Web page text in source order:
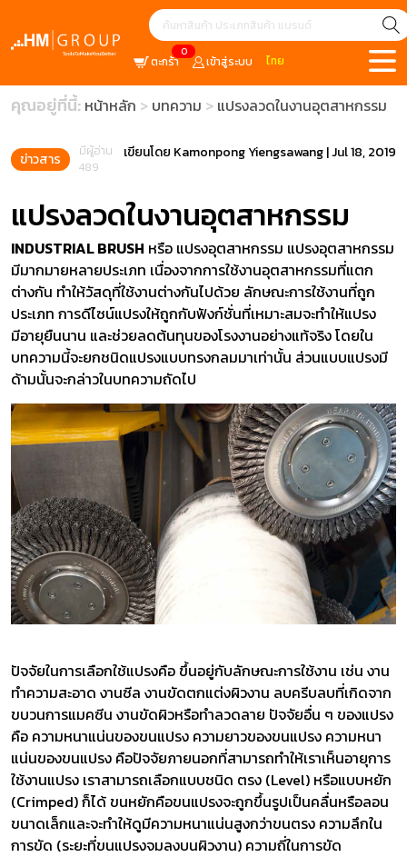
0
ตะกร้า เข้าสู่ระบบ ไทย
คุณอยู่ที่นี้: หน้าหลัก บทความ แปรงลวดในงานอุตสาหกรรม
ข่าวสาร
มีผู้อ่าน
489
เขียนโดย Kamonpong Yiengsawang|Jul 18, 2019
แปรงลวดในงานอุตสาหกรรม
INDUSTRIAL BRUSH หรือ แปรงอุตสาหกรรม แปรงอุตสาหกรรม
มีมากมายหลายประเภท เนื่องจากการใช้งานอุตสาหกรรมที่แตก
ต่างกัน ทำให้วัสดุที่ใช้งานต่างกันไปด้วย ลักษณะการใช้งานที่ถูก
ประเภท การดีไซน์แปรงให้ถูกกับฟังก์ชั่นที่เหมาะสมจะทำให้แปรง
มีอายุยืนนาน และช่วยลดต้นทุนของโรงงานอย่างแท้จริง โดยใน
บทความนี้จะยกชนิดแปรงแบบทรงกลมมาเท่านั้น ส่วนแบบแปรงมี
ด้ามนั้นจะกล่าวในบทความถัดไป
ปัจจัยในการเลือกใช้แปรงคือ ขึ้นอยู่กับลักษณะการใช้งาน เช่น งาน
ทำความสะอาด งานซีล งานขัดตกแต่งผิวงาน ลบครีบลบที่เกิดจาก
ขบวนการแมคซีน งานขัดผิวหรือทำลวดลาย ปัจจัยอื่น ๆ ของแปรง
คือ ความหนาแน่นของขนแปรง ความยาวของขนแปรง ความหนา
แน่นของขนแปรง คือปัจจัยภายนอกที่สามารถทำให้เราเห็นอายุการ
ใช้งานแปรง เราสามารถเลือกแบบชนิด ตรง (Level) หรือแบบหยัก
(Crimped) ก็ได้ ขนหยักคือขนแปรงจะถูกขึ้นรูปเป็นคลื่นหรือลอน
ขนาดเล็กและจะทำให้ดูมีความหนาแน่นสูงกว่าขนตรง ความลึกใน
การขัด (ระยะที่ขนแปรงจมลงบนผิวงาน) ความถี่ในการขัด